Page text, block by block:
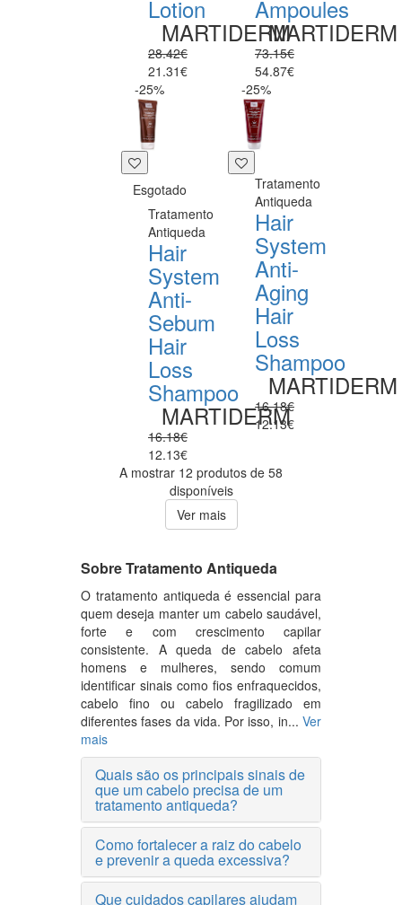
Lotion
MARTIDERM
28.42€
21.31€
Ampoules
MARTIDERM
73.15€
54.87€
-25%
Esgotado
Tratamento
Antiqueda
Hair
System
Anti-
Sebum
Hair
Loss
Shampoo
MARTIDERM
16.18€
12.13€
-25%
Tratamento
Antiqueda
Hair
System
Anti-
Aging
Hair
Loss
Shampoo
MARTIDERM
16.18€
12.13€
A mostrar 12 produtos de 58
disponíveis
Ver mais
Sobre Tratamento Antiqueda
O tratamento antiqueda é essencial para
quem deseja manter um cabelo saudável,
forte e com crescimento capilar
consistente. A queda de cabelo afeta
homens e mulheres, sendo comum
identificar sinais como fios enfraquecidos,
cabelo fino ou cabelo fragilizado em
diferentes fases da vida. Por isso, in... Ver
mais
Quais são os principais sinais de
que um cabelo precisa de um
tratamento antiqueda?
Como fortalecer a raiz do cabelo
e prevenir a queda excessiva?
Que cuidados capilares ajudam